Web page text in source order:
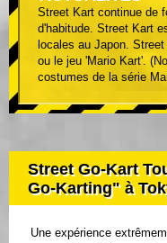
Street Kart continue de
d'habitude. Street Kart
locales au Japon.
ou le jeu 'Mario Kart'.
costumes de la série
Street Go-Kart
Go-Karting" à
Une expérience